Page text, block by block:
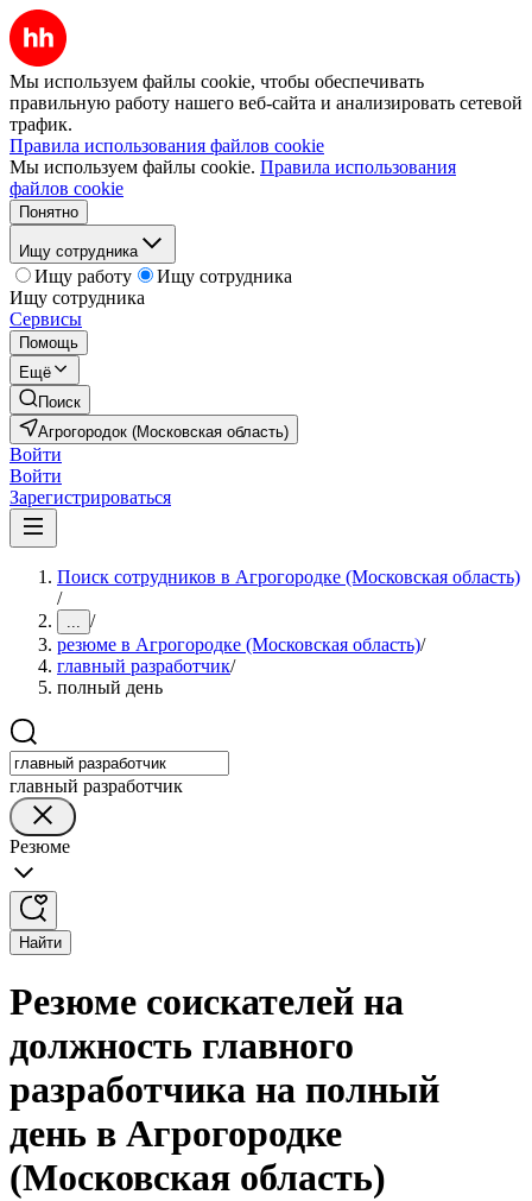
Мы используем файлы cookie, чтобы обеспечивать
правильную работу нашего веб-сайта и анализировать сетевой
трафик.
Правила использования файлов cookie
Мы используем файлы cookie. Правила использования
файлов cookie
Понятно
Ищу сотрудника
Ищу работу
Ищу сотрудника
Ищу сотрудника
Сервисы
Помощь
Ещё
Поиск
Агрогородок (Московская область)
Войти
Войти
Зарегистрироваться
Поиск сотрудников в Агрогородке (Московская область)
/
... /
резюме в Агрогородке (Московская область)/
главный разработчик/
полный день
главный разработчик
Резюме
Найти
Резюме соискателей на
должность главного
разработчика на полный
день в Агрогородке
(Московская область)